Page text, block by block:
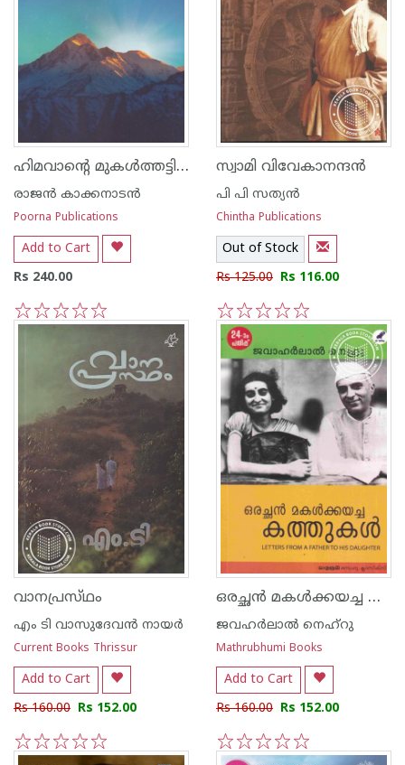
ഹിമവാന്റെ മുകള്‍ത്തട്ടില്‍
രാജന്‍ കാക്കനാടന്‍
Poorna Publications
Add to Cart
Rs 240.00
5
4
3
2
1
സ്വാമി വിവേകാനന്ദ‌ന്‍
പി പി സത്യന്‍
Chintha Publications
Out of Stock
Rs 125.00 Rs 116.00
5
4
3
2
1
വാനപ്രസ്‌ഥം
എം ടി വാസുദേവന്‍ നായര്‍
Current Books Thrissur
Add to Cart
Rs 160.00 Rs 152.00
5
4
3
2
1
ഒരച്ഛന്‍ മകള്‍ക്കയച്ച കത്തുകള്‍
ജവഹര്‍ലാല്‍ നെഹ്‌റു
Mathrubhumi Books
Add to Cart
Rs 160.00 Rs 152.00
5
4
3
2
1